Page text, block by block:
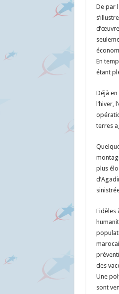
De par
En
étant
Déjà
terres
plus
Fidèles
des
Une
sont